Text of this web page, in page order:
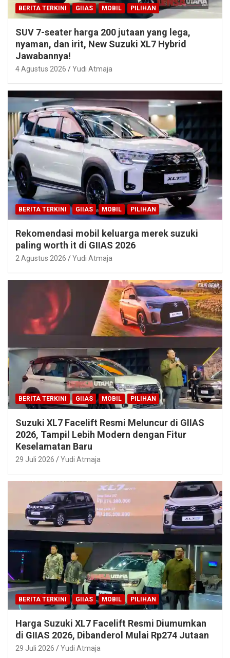
BERITA TERKINI GIIAS MOBIL PILIHAN
SUV 7-seater harga 200 jutaan yang lega,
nyaman, dan irit, New Suzuki XL7 Hybrid
Jawabannya!
4 Agustus 2026 Yudi Atmaja
BERITA TERKINI GIIAS MOBIL PILIHAN
Rekomendasi mobil keluarga merek suzuki
paling worth it di GIIAS 2026
2 Agustus 2026 Yudi Atmaja
BERITA TERKINI GIIAS MOBIL PILIHAN
Suzuki XL7 Facelift Resmi Meluncur di GIIAS
2026, Tampil Lebih Modern dengan Fitur
Keselamatan Baru
29 Juli 2026 Yudi Atmaja
BERITA TERKINI GIIAS MOBIL PILIHAN
Harga Suzuki XL7 Facelift Resmi Diumumkan
di GIIAS 2026, Dibanderol Mulai Rp274 Jutaan
29 Juli 2026 Yudi Atmaja